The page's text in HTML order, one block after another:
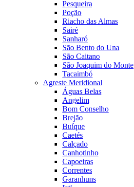
Pesqueira
Poção
Riacho das Almas
Sairé
Sanharó
São Bento do Una
São Caitano
São Joaquim do Monte
Tacaimbó
Agreste Meridional
Águas Belas
Angelim
Bom Conselho
Brejão
Buíque
Caetés
Calçado
Canhotinho
Capoeiras
Correntes
Garanhuns